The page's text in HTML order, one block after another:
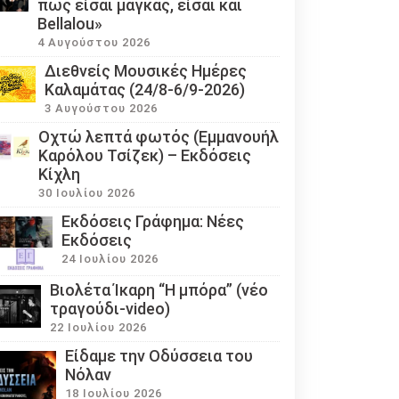
πως είσαι μάγκας, είσαι και
Bellalou»
4 Αυγούστου 2026
Διεθνείς Μουσικές Ημέρες
Καλαμάτας (24/8-6/9-2026)
3 Αυγούστου 2026
Οχτώ λεπτά φωτός (Εμμανουήλ
Καρόλου Τσίζεκ) – Εκδόσεις
Κίχλη
30 Ιουλίου 2026
Εκδόσεις Γράφημα: Νέες
Εκδόσεις
24 Ιουλίου 2026
Βιολέτα Ίκαρη “Η μπόρα” (νέο
τραγούδι-video)
22 Ιουλίου 2026
Eίδαμε την Οδύσσεια του
Νόλαν
18 Ιουλίου 2026